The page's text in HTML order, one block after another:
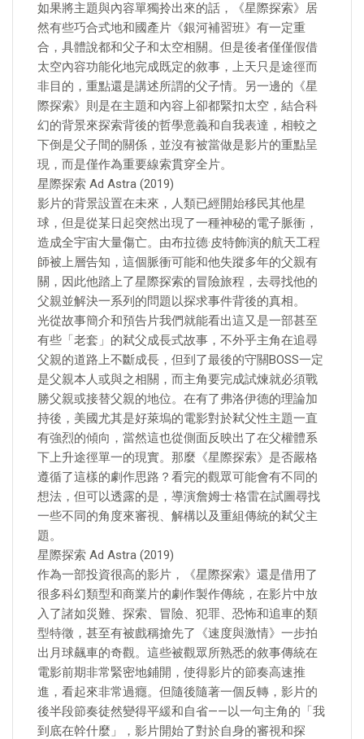
如果將主題與內容單獨拎出來的話，《星際探索》居
然有些巧合式地和國產片《銀河補習班》有一定重
合，具體說都和父子和太空相關。但是後者僅僅假借
太空內容功能化地完成既定的敘事，上天只是途徑而
非目的，重點還是講述所謂的父子情。另一邊的《星
際探索》則是在主題和內容上卻都緊扣太空，結合科
幻的背景來探索背後的哲學意義和自我表達，相較之
下倒是父子間的關係，並沒有被當做是影片的重點呈
現，而是僅作為重要線索貫穿全片。
星際探索 Ad Astra (2019)
影片的背景設置在未來，人類已經開始移民其他星
球，但是從某日起突然出現了一種神秘的電子脈衝，
造成全宇宙大量傷亡。由布拉德·皮特飾演的航天工程
師被上層告知，這個脈衝可能和他失蹤多年的父親有
關，因此他踏上了星際探索的冒險旅程，去尋找他的
父親並解決一系列的問題以探求事件背後的真相。
光從故事簡介和預告片我們就能看出這又是一部甚至
有些「老套」的弒父成長式故事，不外乎主角在追尋
父親的道路上不斷成長，但到了最後的守關BOSS一定
是父親本人或與之相關，而主角要完成試煉就必須戰
勝父親或接替父親的地位。在有了弗洛伊德的理論加
持後，美國尤其是好萊塢的電影對於弒父性主題一直
有強烈的傾向，當然這也從側面反映出了在父權體系
下上升途徑單一的現實。那麼《星際探索》是否嚴格
遵循了這樣的劇作思路？看完的觀眾可能會有不同的
想法，但可以透露的是，導演詹姆士·格雷在試圖尋找
一些不同的角度來審視、解構以及重組傳統的弒父主
題。
星際探索 Ad Astra (2019)
作為一部投資很高的影片，《星際探索》還是借用了
很多科幻類型和商業片的劇作製作傳統，在影片中放
入了諸如災難、探索、冒險、犯罪、恐怖和追車的類
型特徵，甚至有被戲稱搶先了《速度與激情》一步拍
出月球飆車的奇觀。這些被觀眾所熟悉的敘事傳統在
電影前期非常緊密地鋪開，使得影片的節奏高速推
進，看起來非常過癮。但隨後隨著一個反轉，影片的
後半段節奏徒然變得平緩和自省——以一句主角的「我
到底在幹什麼」，影片開始了對於自身的審視和探